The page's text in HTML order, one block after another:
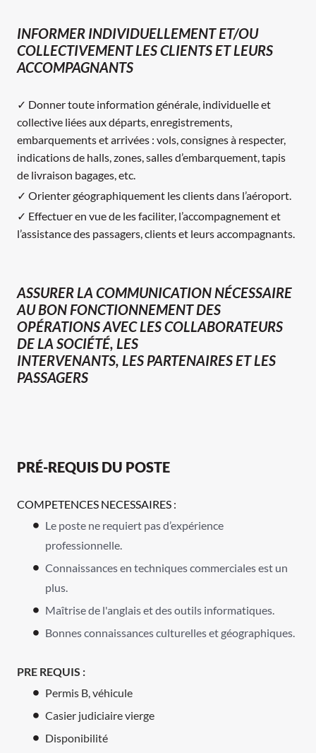
INFORMER INDIVIDUELLEMENT ET/OU
COLLECTIVEMENT LES CLIENTS ET LEURS
ACCOMPAGNANTS
✓ Donner toute information générale, individuelle et
collective liées aux départs, enregistrements,
embarquements et arrivées : vols, consignes à respecter,
indications de halls, zones, salles d’embarquement, tapis
de livraison bagages, etc.
✓ Orienter géographiquement les clients dans l’aéroport.
✓ Effectuer en vue de les faciliter, l’accompagnement et
l’assistance des passagers, clients et leurs accompagnants.
ASSURER LA COMMUNICATION NÉCESSAIRE
AU BON FONCTIONNEMENT DES
OPÉRATIONS AVEC LES COLLABORATEURS
DE LA SOCIÉTÉ, LES
INTERVENANTS, LES PARTENAIRES ET LES
PASSAGERS
PRÉ-REQUIS DU POSTE
COMPETENCES NECESSAIRES :
Le poste ne requiert pas d’expérience
professionnelle.
Connaissances en techniques commerciales est un
plus.
Maîtrise de l'anglais et des outils informatiques.
Bonnes connaissances culturelles et géographiques.
PRE REQUIS :
Permis B, véhicule
Casier judiciaire vierge
Disponibilité